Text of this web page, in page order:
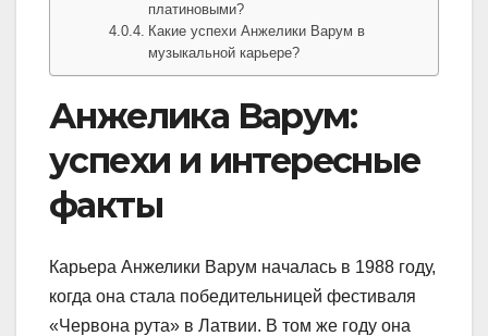
платиновыми?
Какие успехи Анжелики Варум в
музыкальной карьере?
Анжелика Варум:
успехи и интересные
факты
Карьера Анжелики Варум началась в 1988 году,
когда она стала победительницей фестиваля
«Червона рута» в Латвии. В том же году она